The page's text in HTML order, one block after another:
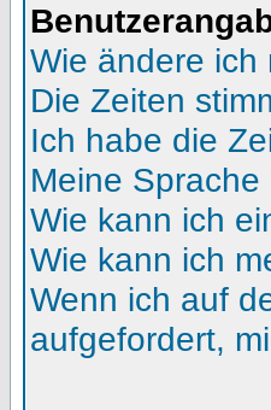
Wie ändere ich
Die Zeiten
Ich habe die
Meine
Wie kann ich
Wie kann ich
Wenn ich auf
aufgefordert,